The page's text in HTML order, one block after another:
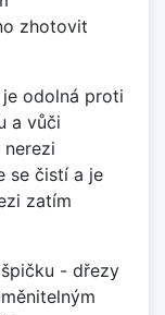
zhotovit
odolná proti
a vůči
se čistí a je
zatím
- dřezy